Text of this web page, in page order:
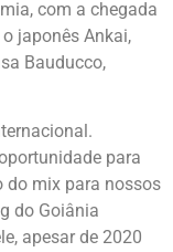
com a chegada
japonês Ankai,
Bauducco,
para
do mix para nossos
do Goiânia
apesar de 2020